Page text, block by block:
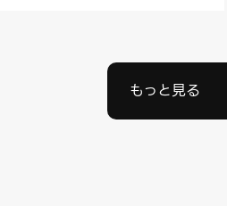
もっと見る